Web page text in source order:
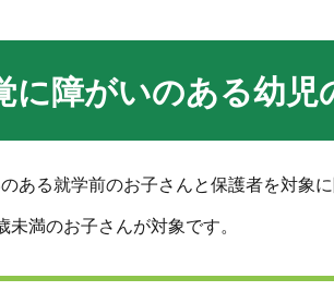
に障がいのある幼
ある就学前のお子さんと保護者を対象に
満のお子さんが対象です。